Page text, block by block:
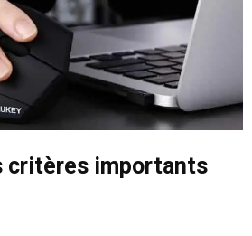
critères importants